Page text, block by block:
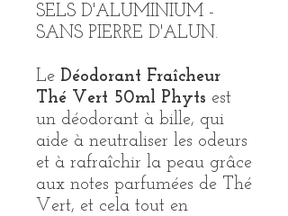
SELS D'ALUMINIUM -
SANS PIERRE D'ALUN.
Le Déodorant Fraîcheur
Thé Vert 50ml Phyts est
un déodorant à bille, qui
aide à neutraliser les odeurs
et à rafraîchir la peau grâce
aux notes parfumées de Thé
Vert, et cela tout en